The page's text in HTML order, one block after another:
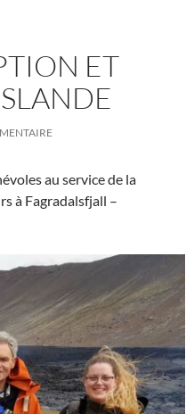
ET
au service de la
à Fagradalsfjall –